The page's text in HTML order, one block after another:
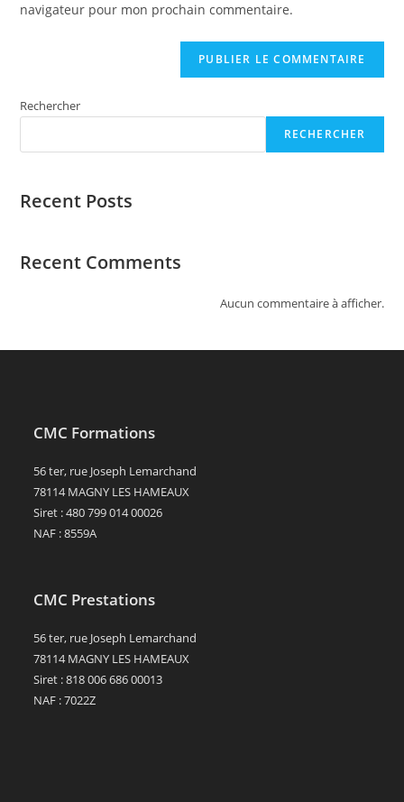
(facultatif)
navigateur pour mon prochain commentaire.
Rechercher
RECHERCHER
Recent Posts
Recent Comments
Aucun commentaire à afficher.
CMC Formations
56 ter, rue Joseph Lemarchand
78114 MAGNY LES HAMEAUX
Siret : 480 799 014 00026
NAF : 8559A
CMC Prestations
56 ter, rue Joseph Lemarchand
78114 MAGNY LES HAMEAUX
Siret : 818 006 686 00013
NAF : 7022Z